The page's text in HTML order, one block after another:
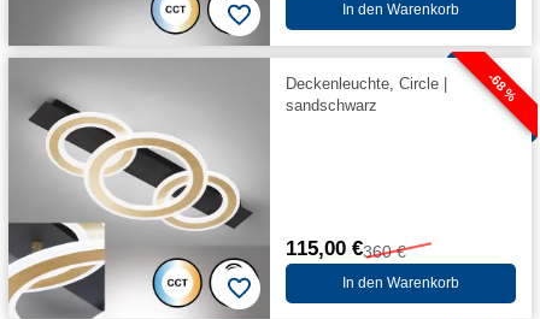
In den Warenkorb
-68 %
Deckenleuchte, Circle |
sandschwarz
115,00 €360 €
In den Warenkorb